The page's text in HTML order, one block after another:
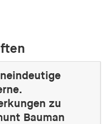
zu
Bauman